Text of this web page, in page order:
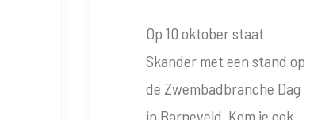
Op 10 oktober staat
Skander met een stand op
de Zwembadbranche Dag
in Barneveld. Kom je ook